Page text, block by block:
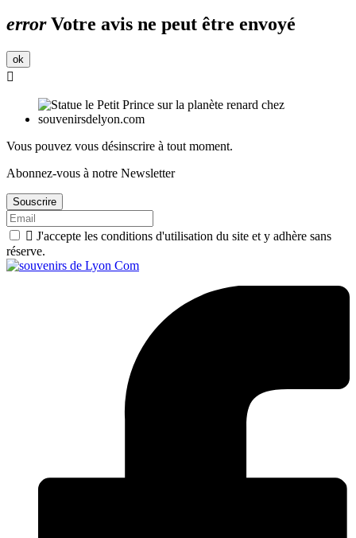
errorVotre avis ne peut être envoyé
ok

Vous pouvez vous désinscrire à tout moment.
Abonnez-vous à notre Newsletter
Souscrire
 J'accepte les conditions d'utilisation du site et y adhère sans
réserve.